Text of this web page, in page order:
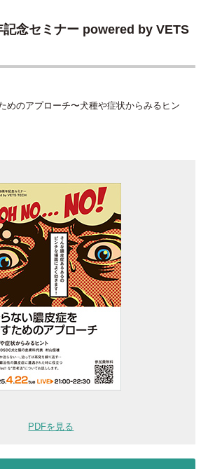
記念セミナー powered by VETS
めのアプローチ〜犬種や症状からみるヒン
PDFを見る